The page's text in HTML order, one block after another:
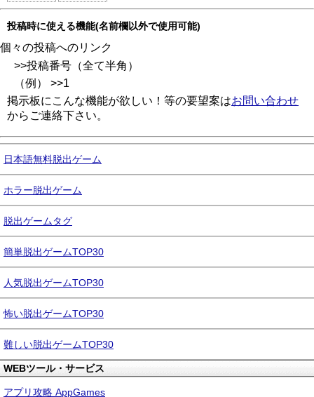
投稿時に使える機能(名前欄以外で使用可能)
個々の投稿へのリンク
>>投稿番号（全て半角）
（例） >>1
掲示板にこんな機能が欲しい！等の要望案はお問い合わせ
からご連絡下さい。
日本語無料脱出ゲーム
ホラー脱出ゲーム
脱出ゲームタグ
簡単脱出ゲームTOP30
人気脱出ゲームTOP30
怖い脱出ゲームTOP30
難しい脱出ゲームTOP30
WEBツール・サービス
アプリ攻略 AppGames